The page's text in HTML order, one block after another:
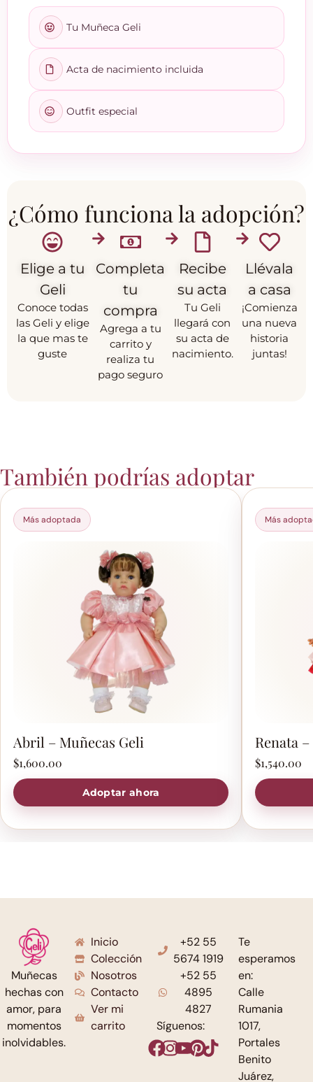
Tu Muñeca Geli
Acta de nacimiento incluida
Outfit especial
¿Cómo funciona la adopción?
Elige a tu
Geli
Conoce todas
las Geli y elige
la que mas te
guste
Completa
tu
compra
Agrega a tu
carrito y
realiza tu
pago seguro
Recibe
su acta
Tu Geli
llegará con
su acta de
nacimiento.
Llévala
a casa
¡Comienza
una nueva
historia
juntas!
También podrías adoptar
Más adoptada
Abril – Muñecas Geli
$1,600.00
Adoptar ahora
Más
Renata
$1,540.00
Muñecas
hechas con
amor, para
momentos
inolvidables.
Inicio
Colección
Nosotros
Contacto
Ver mi
carrito
+52 55
5674 1919
+52 55
4895
4827
Síguenos:
Te
esperamos
en:
Calle
Rumania
1017,
Portales
Benito
Juárez,